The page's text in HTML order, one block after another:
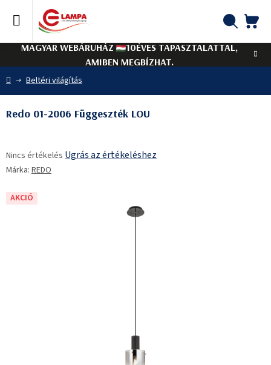
tartalomhoz
MAGYAR WEBÁRUHÁZ
10ÉVES TAPASZTALATTAL,
AMIBEN MEGBÍZHAT.
Kezdőlap
Beltéri világítás
Redo 01-2006 Függeszték LOU
termék
átlagos
5-
Nincs értékelés Ugrás az értékeléshez
Márka: REDO
AKCIÓ